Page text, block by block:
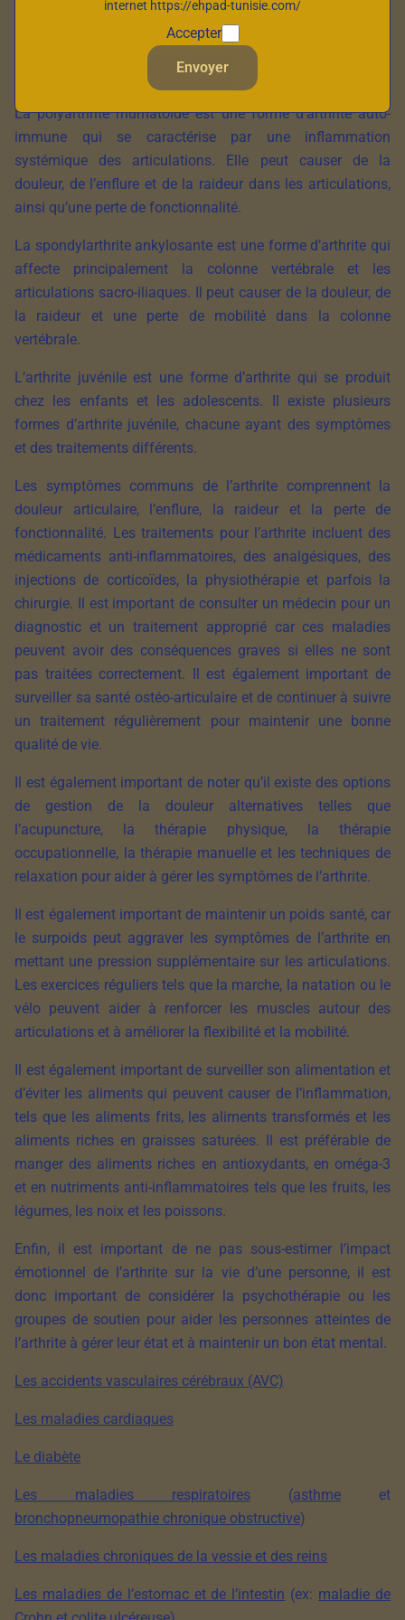
produit généralement avec l’âge. Elle est causée par l’usure
du cartilage qui recouvre les extrémités des os, ce qui peut
causer de la douleur, de l’enflure et de la raideur dans les
articulations affectées.
La polyarthrite rhumatoïde est une forme d’arthrite auto-
immune qui se caractérise par une inflammation
systémique des articulations. Elle peut causer de la
douleur, de l’enflure et de la raideur dans les articulations,
ainsi qu’une perte de fonctionnalité.
La spondylarthrite ankylosante est une forme d’arthrite qui
affecte principalement la colonne vertébrale et les
articulations sacro-iliaques. Il peut causer de la douleur, de
la raideur et une perte de mobilité dans la colonne
vertébrale.
L’arthrite juvénile est une forme d’arthrite qui se produit
chez les enfants et les adolescents. Il existe plusieurs
formes d’arthrite juvénile, chacune ayant des symptômes
et des traitements différents.
Les symptômes communs de l’arthrite comprennent la
douleur articulaire, l’enflure, la raideur et la perte de
fonctionnalité. Les traitements pour l’arthrite incluent des
médicaments anti-inflammatoires, des analgésiques, des
injections de corticoïdes, la physiothérapie et parfois la
chirurgie. Il est important de consulter un médecin pour un
diagnostic et un traitement approprié car ces maladies
peuvent avoir des conséquences graves si elles ne sont
pas traitées correctement. Il est également important de
surveiller sa santé ostéo-articulaire et de continuer à suivre
un traitement régulièrement pour maintenir une bonne
qualité de vie.
Il est également important de noter qu’il existe des options
de gestion de la douleur alternatives telles que
l’acupuncture, la thérapie physique, la thérapie
occupationnelle, la thérapie manuelle et les techniques de
relaxation pour aider à gérer les symptômes de l’arthrite.
Il est également important de maintenir un poids santé, car
le surpoids peut aggraver les symptômes de l’arthrite en
mettant une pression supplémentaire sur les articulations.
Les exercices réguliers tels que la marche, la natation ou le
vélo peuvent aider à renforcer les muscles autour des
articulations et à améliorer la flexibilité et la mobilité.
Il est également important de surveiller son alimentation et
d’éviter les aliments qui peuvent causer de l’inflammation,
tels que les aliments frits, les aliments transformés et les
aliments riches en graisses saturées. Il est préférable de
manger des aliments riches en antioxydants, en oméga-3
et en nutriments anti-inflammatoires tels que les fruits, les
légumes, les noix et les poissons.
Enfin, il est important de ne pas sous-estimer l’impact
émotionnel de l’arthrite sur la vie d’une personne, il est
donc important de considérer la psychothérapie ou les
groupes de soutien pour aider les personnes atteintes de
l’arthrite à gérer leur état et à maintenir un bon état mental.
Les accidents vasculaires cérébraux (AVC)
Les maladies cardiaques
Le diabète
Les maladies respiratoires (asthme et
bronchopneumopathie chronique obstructive)
Les maladies chroniques de la vessie et des reins
Les maladies de l’estomac et de l’intestin (ex: maladie de
internet https://ehpad-tunisie.com/
Accepter
Envoyer